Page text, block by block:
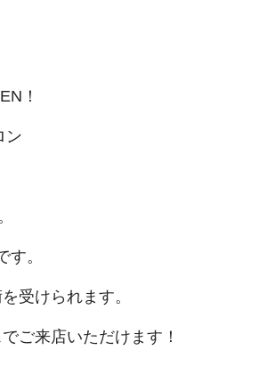
！
ン
。
受けられます。
ご来店いただけます！